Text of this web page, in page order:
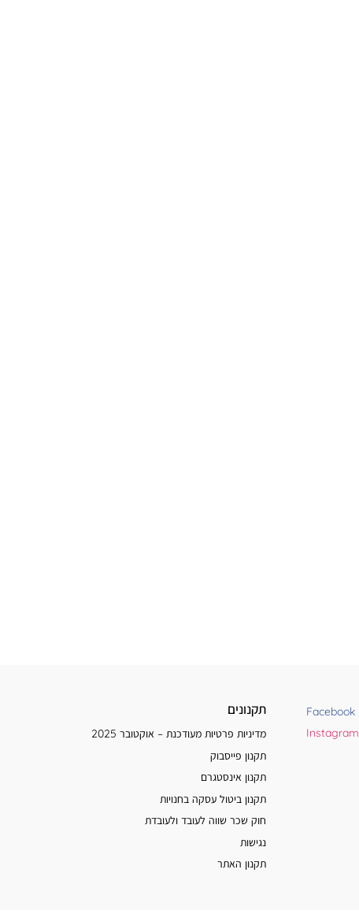
Facebook
Instagram
תקנונים
מדיניות פרטיות מעודכנת – אוקטובר 2025
תקנון פייסבוק
תקנון אינסטגרם
תקנון ביטול עסקה בחנויות
חוק שכר שווה לעובד ולעובדת
נגישות
תקנון האתר